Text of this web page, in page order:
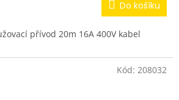
Do košíku
přívod 20m 16A 400V kabel
Kód: 208032